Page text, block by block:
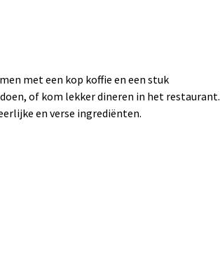
met een kop koffie en een stuk
of kom lekker dineren in het restaurant.
en verse ingrediënten.